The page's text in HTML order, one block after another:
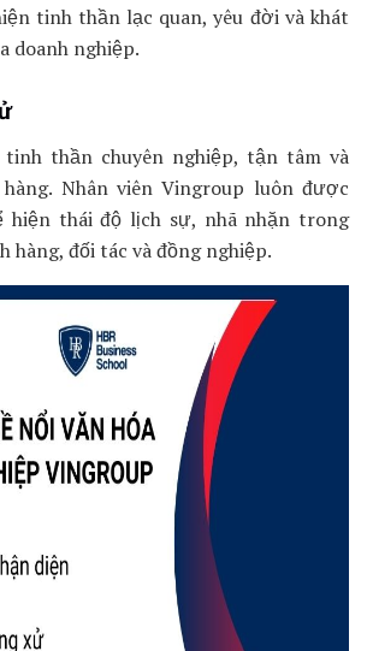
tinh thần lạc quan, yêu đời và khát
doanh nghiệp.
tinh thần chuyên nghiệp, tận tâm và
Nhân viên Vingroup luôn được
hiện thái độ lịch sự, nhã nhặn trong
hàng, đối tác và đồng nghiệp.